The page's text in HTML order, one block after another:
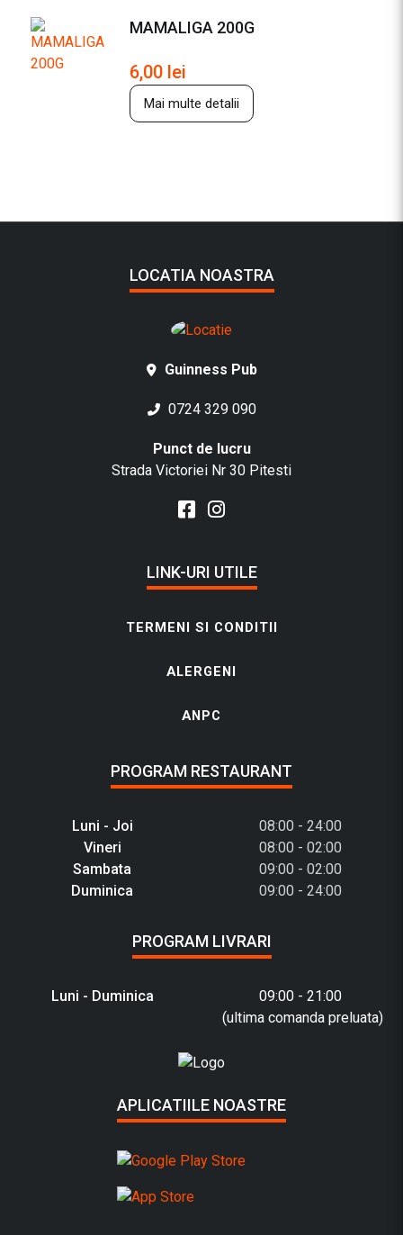
MAMALIGA 200G
6,00 lei
Mai multe detalii
LOCATIA NOASTRA
Guinness Pub
0724 329 090
Punct de lucru
Strada Victoriei Nr 30 Pitesti
LINK-URI UTILE
TERMENI SI CONDITII
ALERGENI
ANPC
PROGRAM RESTAURANT
Luni - Joi
08:00 - 24:00
Vineri
08:00 - 02:00
Sambata
09:00 - 02:00
Duminica
09:00 - 24:00
PROGRAM LIVRARI
Luni - Duminica
09:00 - 21:00
(ultima comanda preluata)
APLICATIILE NOASTRE